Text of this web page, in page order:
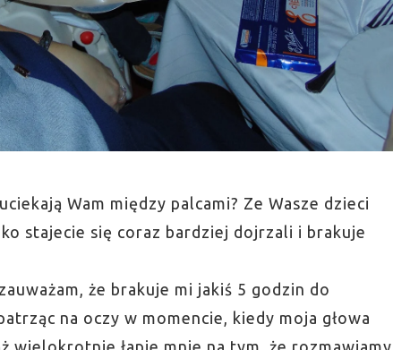
Wam między palcami? Ze Wasze dzieci
stajecie się coraz bardziej dojrzali i brakuje
że brakuje mi jakiś 5 godzin do
na oczy w momencie, kiedy moja głowa